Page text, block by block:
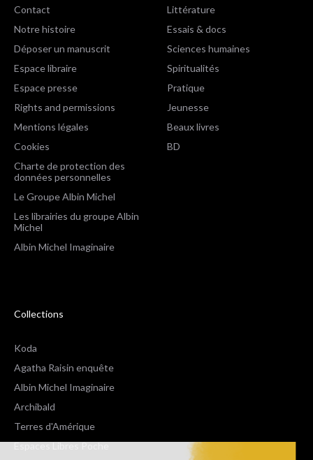
Contact
Notre histoire
Déposer un manuscrit
Espace libraire
Espace presse
Rights and permissions
Mentions légales
Cookies
Charte de protection des
données personnelles
Le Groupe Albin Michel
Les librairies du groupe Albin
Michel
Albin Michel Imaginaire
Littérature
Essais & docs
Sciences humaines
Spiritualités
Pratique
Jeunesse
Beaux livres
BD
Collections
Koda
Agatha Raisin enquête
Albin Michel Imaginaire
Archibald
Terres d'Amérique
Espaces Libres Poche